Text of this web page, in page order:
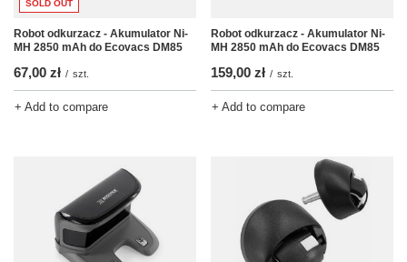
SOLD OUT
Robot odkurzacz - Akumulator Ni-
MH 2850 mAh do Ecovacs DM85
67,00 zł / szt.
+ Add to compare
Robot odkurzacz - Akumulator Ni-
MH 2850 mAh do Ecovacs DM85
159,00 zł / szt.
+ Add to compare